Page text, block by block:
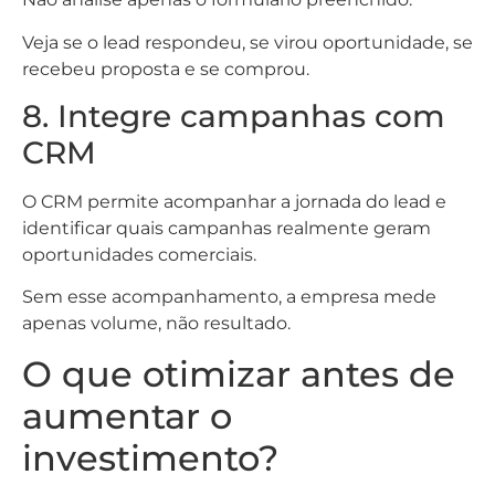
Veja se o lead respondeu, se virou oportunidade, se
recebeu proposta e se comprou.
8. Integre campanhas com
CRM
O CRM permite acompanhar a jornada do lead e
identificar quais campanhas realmente geram
oportunidades comerciais.
Sem esse acompanhamento, a empresa mede
apenas volume, não resultado.
O que otimizar antes de
aumentar o
investimento?